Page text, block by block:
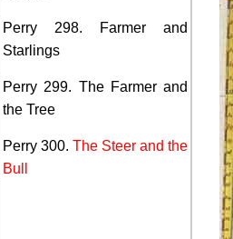
Perry 298. Farmer and
Starlings
Perry 299. The Farmer and
the Tree
Perry 300. The Steer and the
Bull